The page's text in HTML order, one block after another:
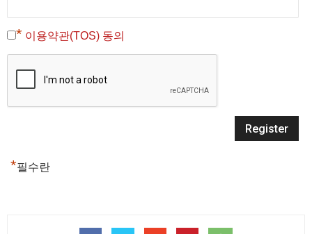
* 이용약관(TOS) 동의
*필수란